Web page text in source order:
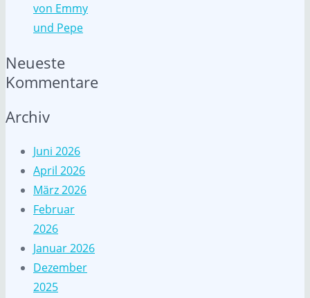
von Emmy
und Pepe
Neueste
Kommentare
Archiv
Juni 2026
April 2026
März 2026
Februar
2026
Januar 2026
Dezember
2025